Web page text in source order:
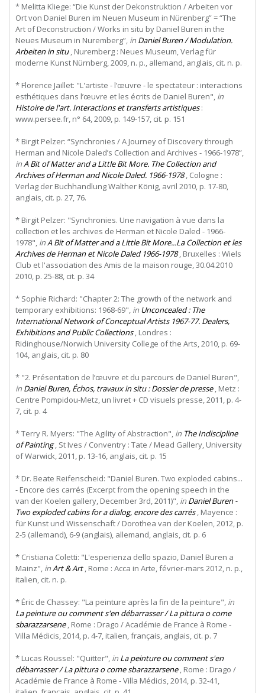
* Melitta Kliege: “Die Kunst der Dekonstruktion / Arbeiten vor
Ort von Daniel Buren im Neuen Museum in Nürenberg” = “The
Art of Deconstruction / Works in situ by Daniel Buren in the
Neues Museum in Nuremberg”, in Daniel Buren / Modulation.
Arbeiten in situ, Nuremberg : Neues Museum, Verlag für
moderne Kunst Nürnberg, 2009, n. p., allemand, anglais, cit. n. p.
* Florence Jaillet: "L'artiste - l’œuvre - le spectateur : interactions
esthétiques dans l’œuvre et les écrits de Daniel Buren", in
Histoire de l'art. Interactions et transferts artistiques:
www.persee.fr, n° 64, 2009, p. 149-157, cit. p. 151
* Birgit Pelzer: “Synchronies / A Journey of Discovery through
Herman and Nicole Daled’s Collection and Archives - 1966-1978”,
inA Bit of Matter and a Little Bit More. The Collection and
Archives of Herman and Nicole Daled. 1966-1978, Cologne :
Verlag der Buchhandlung Walther König, avril 2010, p. 17-80,
anglais, cit. p. 27, 76.
* Birgit Pelzer: "Synchronies. Une navigation à vue dans la
collection et les archives de Herman et Nicole Daled - 1966-
1978", inA Bit of Matter and a Little Bit More...La Collection et les
Archives de Herman et Nicole Daled 1966-1978, Bruxelles : Wiels
Club et l'association des Amis de la maison rouge, 30.04.2010
2010, p. 25-88, cit. p. 34
* Sophie Richard: "Chapter 2: The growth of the network and
temporary exhibitions: 1968-69", in Unconcealed : The
International Network of Conceptual Artists 1967-77. Dealers,
Exhibitions and Public Collections, Londres :
Ridinghouse/Norwich University College of the Arts, 2010, p. 69-
104, anglais, cit. p. 80
* "2. Présentation de l’œuvre et du parcours de Daniel Buren",
in Daniel Buren, Échos, travaux in situ : Dossier de presse, Metz :
Centre Pompidou-Metz, un livret + CD visuels presse, 2011, p. 4-
7, cit. p. 4
* Terry R. Myers: "The Agility of Abstraction", in The Indiscipline
of Painting, St Ives / Conventry : Tate / Mead Gallery, University
of Warwick, 2011, p. 13-16, anglais, cit. p. 15
* Dr. Beate Reifenscheid: "Daniel Buren. Two exploded cabins...
- Encore des carrés (Excerpt from the opening speech in the
van der Koelen gallery, December 3rd, 2011)", in Daniel Buren -
Two exploded cabins for a dialog, encore des carrés, Mayence :
für Kunst und Wissenschaft / Dorothea van der Koelen, 2012, p.
2-5 (allemand), 6-9 (anglais), allemand, anglais, cit. p. 6
* Cristiana Coletti: "L'esperienza dello spazio, Daniel Buren a
Mainz", inArt & Art, Rome : Acca in Arte, février-mars 2012, n. p.,
italien, cit. n. p.
* Éric de Chassey: "La peinture après la fin de la peinture", in
La peinture ou comment s'en débarrasser / La pittura o come
sbarazzarsene, Rome : Drago / Académie de France à Rome -
Villa Médicis, 2014, p. 4-7, italien, français, anglais, cit. p. 7
* Lucas Roussel: "Quitter", in La peinture ou comment s'en
débarrasser / La pittura o come sbarazzarsene, Rome : Drago /
Académie de France à Rome - Villa Médicis, 2014, p. 32-41,